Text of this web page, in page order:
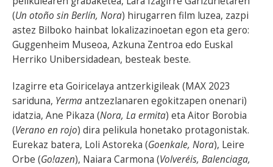
(Un otoño sin Berlín, Nora) hirugarren film luzea, zazpi
astez Bilboko hainbat lokalizazinoetan egon eta gero:
Guggenheim Museoa, Azkuna Zentroa edo Euskal
Herriko Unibersidadean, besteak beste.
Izagirre eta Goiricelaya antzerkigileak (MAX 2023
sariduna, Yermaantzezlanaren egokitzapen onenari)
idatzia, Ane Pikaza (Nora, La ermita) eta Aitor Borobia
(Verano en rojo) dira pelikula honetako protagonistak.
Eurekaz batera, Loli Astoreka (Goenkale, Nora), Leire
Orbe (Go!azen), Naiara Carmona (Volveréis, Balenciaga,